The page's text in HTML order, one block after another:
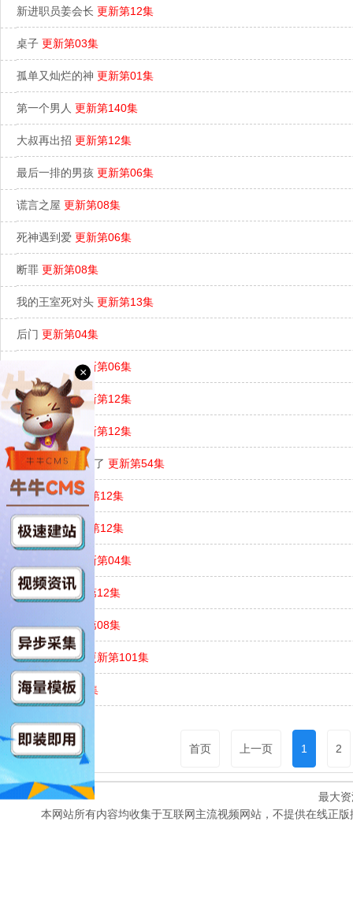
新进职员姜会长 更新第12集
桌子 更新第03集
孤单又灿烂的神 更新第01集
第一个男人 更新第140集
大叔再出招 更新第12集
最后一排的男孩 更新第06集
谎言之屋 更新第08集
死神遇到爱 更新第06集
断罪 更新第08集
我的王室死对头 更新第13集
后门 更新第04集
更新第06集
菜鸟炊事兵更新第12集
爱在连理里 更新第12集
老鹰五兄弟拜托了 更新第54集
爱我2025更新第12集
疯子2025更新第12集
更新第04集
春日狂热更新第12集
反向吸引更新第08集
亲密的雷普利 更新第101集
取关更新第03集
首页 上一页 1 2
最大
本网站所有内容均收集于互联网主流视频网站，不提供在线正
×